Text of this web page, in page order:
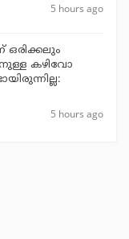
5 hours ago
കഴിവോ
5 hours ago